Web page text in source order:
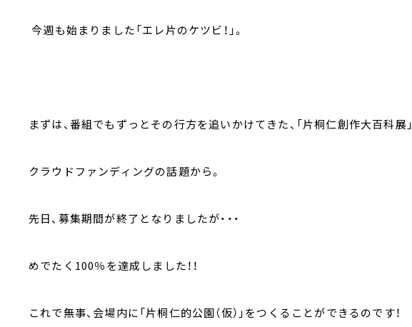
今週も始まりました「エレ片のケツビ！」。
まずは、番組でもずっとその行方を追いかけてきた、「片桐仁創作大百科展」
クラウドファンディングの話題から。
先日、募集期間が終了となりましたが・・・
めでたく100％を達成しました！！
これで無事、会場内に「片桐仁的公園（仮）」をつくることができるのです！